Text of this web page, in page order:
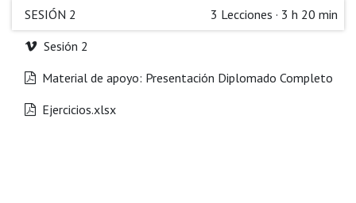
SESIÓN 2 3 Lecciones · 3 h 20 min
Sesión 2
Material de apoyo: Presentación Diplomado Completo
Ejercicios.xlsx